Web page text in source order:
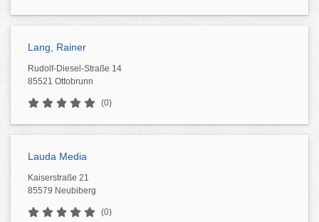
Lang, Rainer
Rudolf-Diesel-Straße 14
85521 Ottobrunn
(0)
Lauda Media
Kaiserstraße 21
85579 Neubiberg
(0)